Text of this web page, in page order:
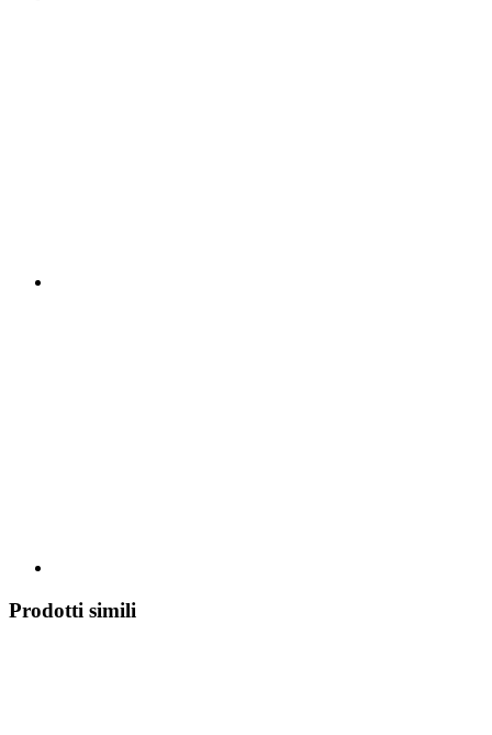
Prodotti simili